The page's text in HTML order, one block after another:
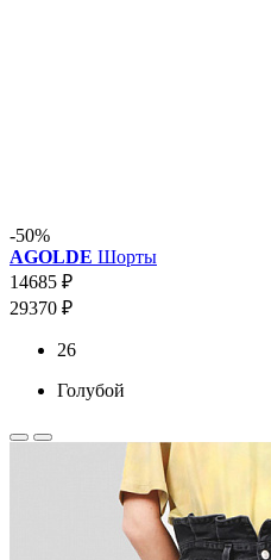
-50%
AGOLDE Шорты
14685 ₽
29370 ₽
26
Голубой